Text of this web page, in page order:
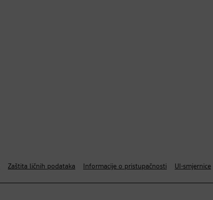
Zaštita ličnih podataka Informacije o pristupačnosti UI-smjernice